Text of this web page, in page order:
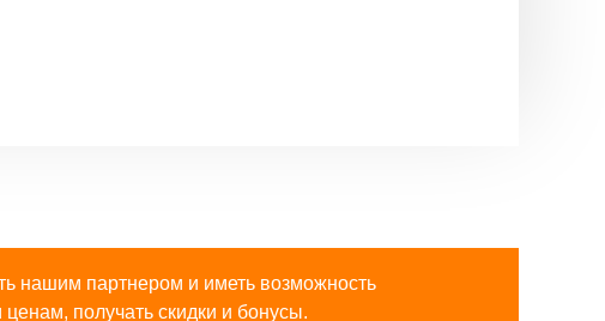
нашим партнером и иметь возможность
получать скидки и бонусы.